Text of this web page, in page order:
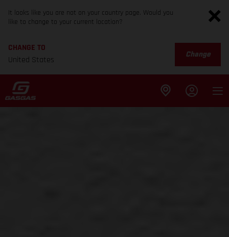
It looks like you are not on your country page. Would you
like to change to your current location?
CHANGE TO
United States
Change